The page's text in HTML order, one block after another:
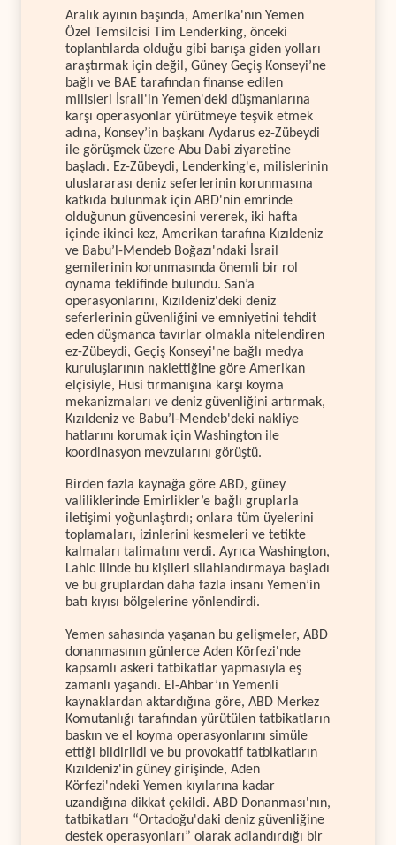
Aralık ayının başında, Amerika'nın Yemen
Özel Temsilcisi Tim Lenderking, önceki
toplantılarda olduğu gibi barışa giden yolları
araştırmak için değil, Güney Geçiş Konseyi’ne
bağlı ve BAE tarafından finanse edilen
milisleri İsrail'in Yemen'deki düşmanlarına
karşı operasyonlar yürütmeye teşvik etmek
adına, Konsey’in başkanı Aydarus ez-Zübeydi
ile görüşmek üzere Abu Dabi ziyaretine
başladı. Ez-Zübeydi, Lenderking'e, milislerinin
uluslararası deniz seferlerinin korunmasına
katkıda bulunmak için ABD'nin emrinde
olduğunun güvencesini vererek, iki hafta
içinde ikinci kez, Amerikan tarafına Kızıldeniz
ve Babu’l-Mendeb Boğazı'ndaki İsrail
gemilerinin korunmasında önemli bir rol
oynama teklifinde bulundu. San’a
operasyonlarını, Kızıldeniz'deki deniz
seferlerinin güvenliğini ve emniyetini tehdit
eden düşmanca tavırlar olmakla nitelendiren
ez-Zübeydi, Geçiş Konseyi'ne bağlı medya
kuruluşlarının naklettiğine göre Amerikan
elçisiyle, Husi tırmanışına karşı koyma
mekanizmaları ve deniz güvenliğini artırmak,
Kızıldeniz ve Babu’l-Mendeb'deki nakliye
hatlarını korumak için Washington ile
koordinasyon mevzularını görüştü.
Birden fazla kaynağa göre ABD, güney
valiliklerinde Emirlikler’e bağlı gruplarla
iletişimi yoğunlaştırdı; onlara tüm üyelerini
toplamaları, izinlerini kesmeleri ve tetikte
kalmaları talimatını verdi. Ayrıca Washington,
Lahic ilinde bu kişileri silahlandırmaya başladı
ve bu gruplardan daha fazla insanı Yemen’in
batı kıyısı bölgelerine yönlendirdi.
Yemen sahasında yaşanan bu gelişmeler, ABD
donanmasının günlerce Aden Körfezi'nde
kapsamlı askeri tatbikatlar yapmasıyla eş
zamanlı yaşandı. El-Ahbar’ın Yemenli
kaynaklardan aktardığına göre, ABD Merkez
Komutanlığı tarafından yürütülen tatbikatların
baskın ve el koyma operasyonlarını simüle
ettiği bildirildi ve bu provokatif tatbikatların
Kızıldeniz'in güney girişinde, Aden
Körfezi'ndeki Yemen kıyılarına kadar
uzandığına dikkat çekildi. ABD Donanması'nın,
tatbikatları “Ortadoğu'daki deniz güvenliğine
destek operasyonları” olarak adlandırdığı bir